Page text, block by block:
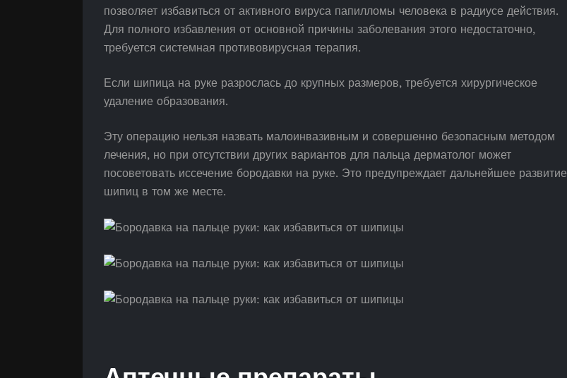
позволяет избавиться от активного вируса папилломы человека в радиусе действия.
Для полного избавления от основной причины заболевания этого недостаточно,
требуется системная противовирусная терапия.
Если шипица на руке разрослась до крупных размеров, требуется хирургическое
удаление образования.
Эту операцию нельзя назвать малоинвазивным и совершенно безопасным методом
лечения, но при отсутствии других вариантов для пальца дерматолог может
посоветовать иссечение бородавки на руке. Это предупреждает дальнейшее развитие
шипиц в том же месте.